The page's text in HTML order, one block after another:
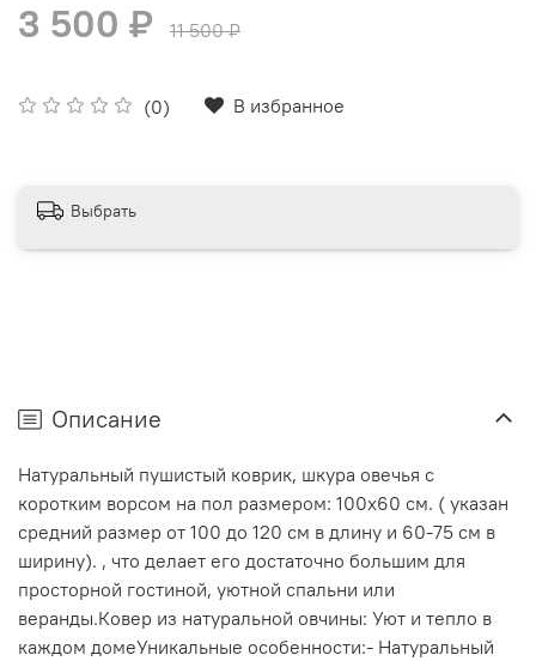
(0) В избранное
3 500 ₽ 11 500 ₽
Выбрать
Описание
Натуральный пушистый коврик, шкура овечья с
коротким ворсом на пол размером: 100х60 см. ( указан
средний размер от 100 до 120 см в длину и 60-75 см в
ширину). , что делает его достаточно большим для
просторной гостиной, уютной спальни или
веранды.Ковер из натуральной овчины: Уют и тепло в
каждом домеУникальные особенности:- Натуральный